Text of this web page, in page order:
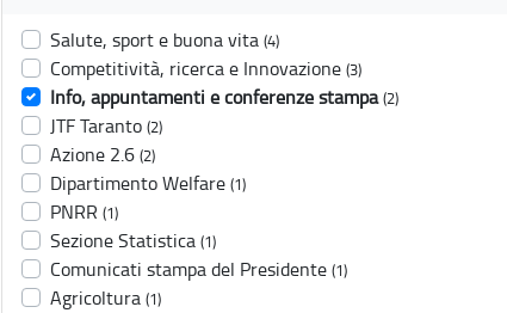
Salute, sport e buona vita (4)
Competitività, ricerca e Innovazione (3)
Info, appuntamenti e conferenze stampa (2)
JTF Taranto (2)
Azione 2.6 (2)
Dipartimento Welfare (1)
PNRR (1)
Sezione Statistica (1)
Comunicati stampa del Presidente (1)
Agricoltura (1)